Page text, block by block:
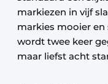
markiezen in vijf
markies mooier en
wordt twee keer
maar liefst acht